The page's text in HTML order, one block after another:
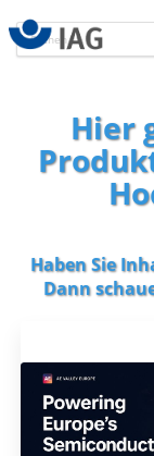
Hier
Haben Sie
Dann